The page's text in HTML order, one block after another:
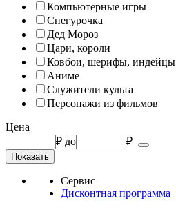
Компьютерные игры
Снегурочка
Дед Мороз
Цари, короли
Ковбои, шерифы, индейцы
Аниме
Служители культа
Персонажи из фильмов
Цена
₽ до ₽
Сервис
Дисконтная программа